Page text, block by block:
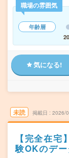
職場の雰囲気
年齢層
気になる!
未読 掲載日 2026/
【完全在
験OKのデ